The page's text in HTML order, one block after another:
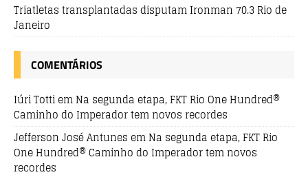
Triatletas transplantadas disputam Ironman 70.3 Rio de
Janeiro
COMENTÁRIOS
Iúri Totti em Na segunda etapa, FKT Rio One Hundred®
Caminho do Imperador tem novos recordes
Jefferson José Antunes em Na segunda etapa, FKT Rio
One Hundred® Caminho do Imperador tem novos
recordes